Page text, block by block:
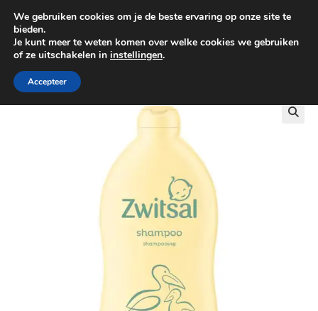
GRATIS BEZORGING VANAF €100
We gebruiken cookies om je de beste ervaring op onze site te
bieden.
Je kunt meer te weten komen over welke cookies we gebruiken
of ze uitschakelen in instellingen.
Accepteer